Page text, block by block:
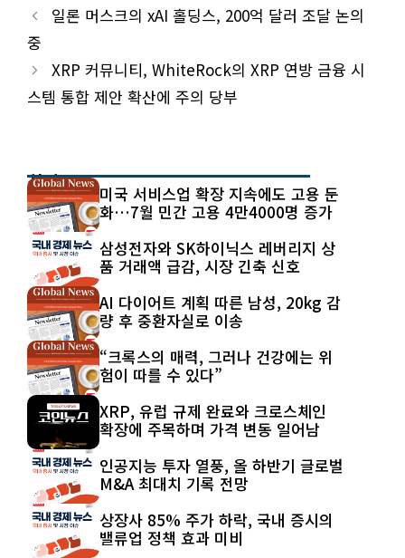
일론 머스크의 xAI 홀딩스, 200억 달러 조달 논의
중
XRP 커뮤니티, WhiteRock의 XRP 연방 금융 시
스템 통합 제안 확산에 주의 당부
최신 글
미국 서비스업 확장 지속에도 고용 둔
화…7월 민간 고용 4만4000명 증가
삼성전자와 SK하이닉스 레버리지 상
품 거래액 급감, 시장 긴축 신호
AI 다이어트 계획 따른 남성, 20kg 감
량 후 중환자실로 이송
“크록스의 매력, 그러나 건강에는 위
험이 따를 수 있다”
XRP, 유럽 규제 완료와 크로스체인
확장에 주목하며 가격 변동 일어남
인공지능 투자 열풍, 올 하반기 글로벌
M&A 최대치 기록 전망
상장사 85% 주가 하락, 국내 증시의
밸류업 정책 효과 미비